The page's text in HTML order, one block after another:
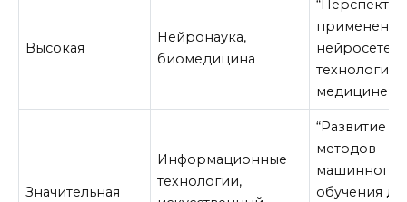
Высокая
Нейронаукa,
биомедицина
применения
технологий
медицине”
Значительная
Информационные
технологии,
“Развитие
методов
машинного
обучения